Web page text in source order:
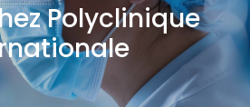
Polyclinique